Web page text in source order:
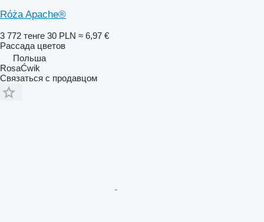
Róża Apache®
3 772 тенге 30 PLN ≈ 6,97 €
Рассада цветов
Польша
RosaĆwik
Связаться с продавцом